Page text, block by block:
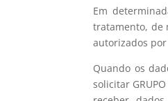
Em
tratamento, de
autorizados
Quando os
solicitar